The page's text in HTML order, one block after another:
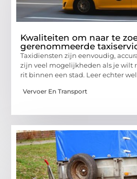
Kwaliteiten om naar te
gerenommeerde
Taxidiensten zijn eenvoudig,
zijn veel mogelijkheden als je wilt
rit binnen een stad. Leer echter
Vervoer En Transport